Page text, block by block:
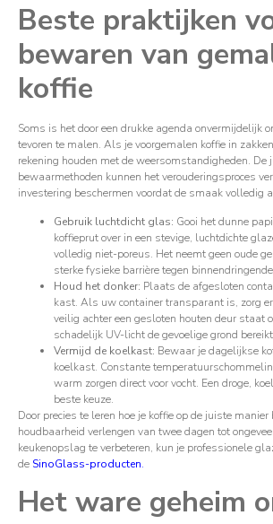
Beste praktijken
bewaren van
koffie
Soms is het door een drukke agenda onvermijdelijk
tevoren te malen. Als je voorgemalen koffie in
rekening houden met de weersomstandigheden. De
bewaarmethoden kunnen het verouderingsproces
investering beschermen voordat de smaak volledig
Gebruik luchtdicht glas: Gooi het dunne
koffieprut over in een stevige, luchtdichte
volledig niet-poreus. Het neemt geen oude
sterke fysieke barrière tegen
Houd het donker: Plaats de afgesloten
kast. Als uw container transparant is, zorg
veilig achter een gesloten houten deur staat
schadelijk UV-licht de gevoelige grond
Vermijd de koelkast: Bewaar je dagelijkse
koelkast. Constante
warm zorgen direct voor vocht. Een droge,
beste keuze.
Door precies te leren hoe je koffie op de juiste
houdbaarheid verlengen van twee dagen tot
keukenopslag te verbeteren, kun je professionele
de SinoGlass-producten.
Het ware geheim